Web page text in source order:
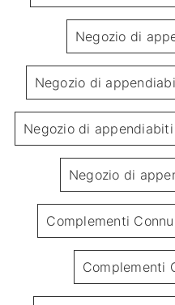
Negozio di
Negozio di
Negozio di
Negozio di
Complementi
Complementi